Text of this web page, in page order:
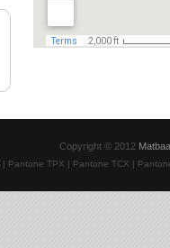
Copyright © 2012
| Pantone TPX | Pantone TCX |